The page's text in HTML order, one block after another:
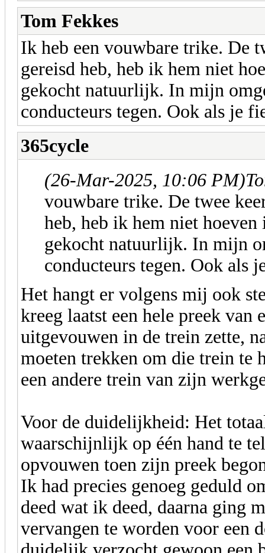
Tom Fekkes
Ik heb een vouwbare trike. De
gereisd heb, heb ik hem niet
gekocht natuurlijk. In mijn
conducteurs tegen. Ook als je
365cycle
(26-Mar-2025, 10:06 PM)
vouwbare trike. De twee
heb, heb ik hem niet
gekocht natuurlijk. In mijn
conducteurs tegen. Ook als
Het hangt er volgens mij ook
kreeg laatst een hele preek
uitgevouwen in de trein zette,
moeten trekken om die trein te
een andere trein van zijn
Voor de duidelijkheid: Het
waarschijnlijk op één hand te
opvouwen toen zijn preek
Ik had precies genoeg geduld
deed wat ik deed, daarna ging
vervangen te worden voor een